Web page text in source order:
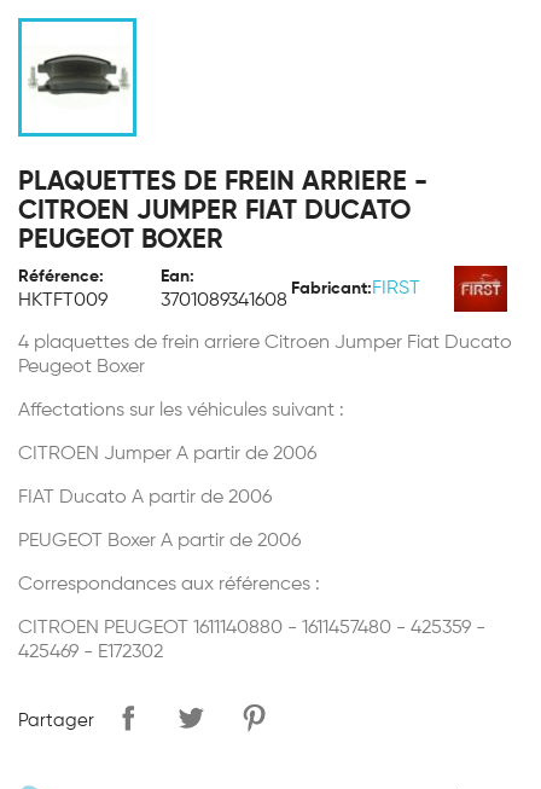
PLAQUETTES DE FREIN ARRIERE -
CITROEN JUMPER FIAT DUCATO
PEUGEOT BOXER
Référence:
HKTFT009
Ean:
3701089341608
Fabricant: FIRST
4 plaquettes de frein arriere Citroen Jumper Fiat Ducato
Peugeot Boxer
Affectations sur les véhicules suivant :
CITROEN Jumper A partir de 2006
FIAT Ducato A partir de 2006
PEUGEOT Boxer A partir de 2006
Correspondances aux références :
CITROEN PEUGEOT 1611140880 - 1611457480 - 425359 -
425469 - E172302
Partager